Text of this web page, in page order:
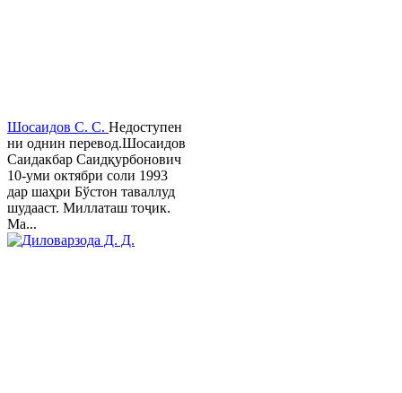
Шосаидов С. С. Недоступен
ни однин перевод.Шосаидов
Саидакбар Саидқурбонович
10-уми октябри соли 1993
дар шаҳри Бўстон таваллуд
шудааст. Миллаташ тоҷик.
Ма...